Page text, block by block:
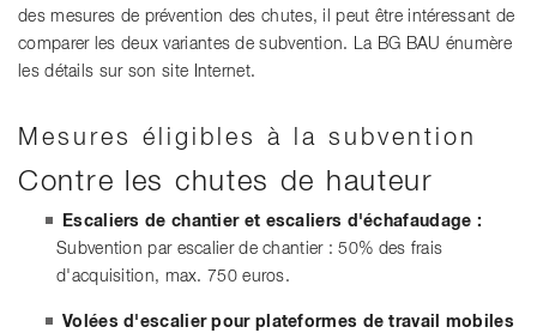
des mesures de prévention des chutes, il peut être intéressant de
comparer les deux variantes de subvention. La BG BAU énumère
les détails sur son site Internet.
Mesures éligibles à la subvention
Contre les chutes de hauteur
Escaliers de chantier et escaliers d'échafaudage :
Subvention par escalier de chantier : 50% des frais
d'acquisition, max. 750 euros.
Volées d'escalier pour plateformes de travail mobiles